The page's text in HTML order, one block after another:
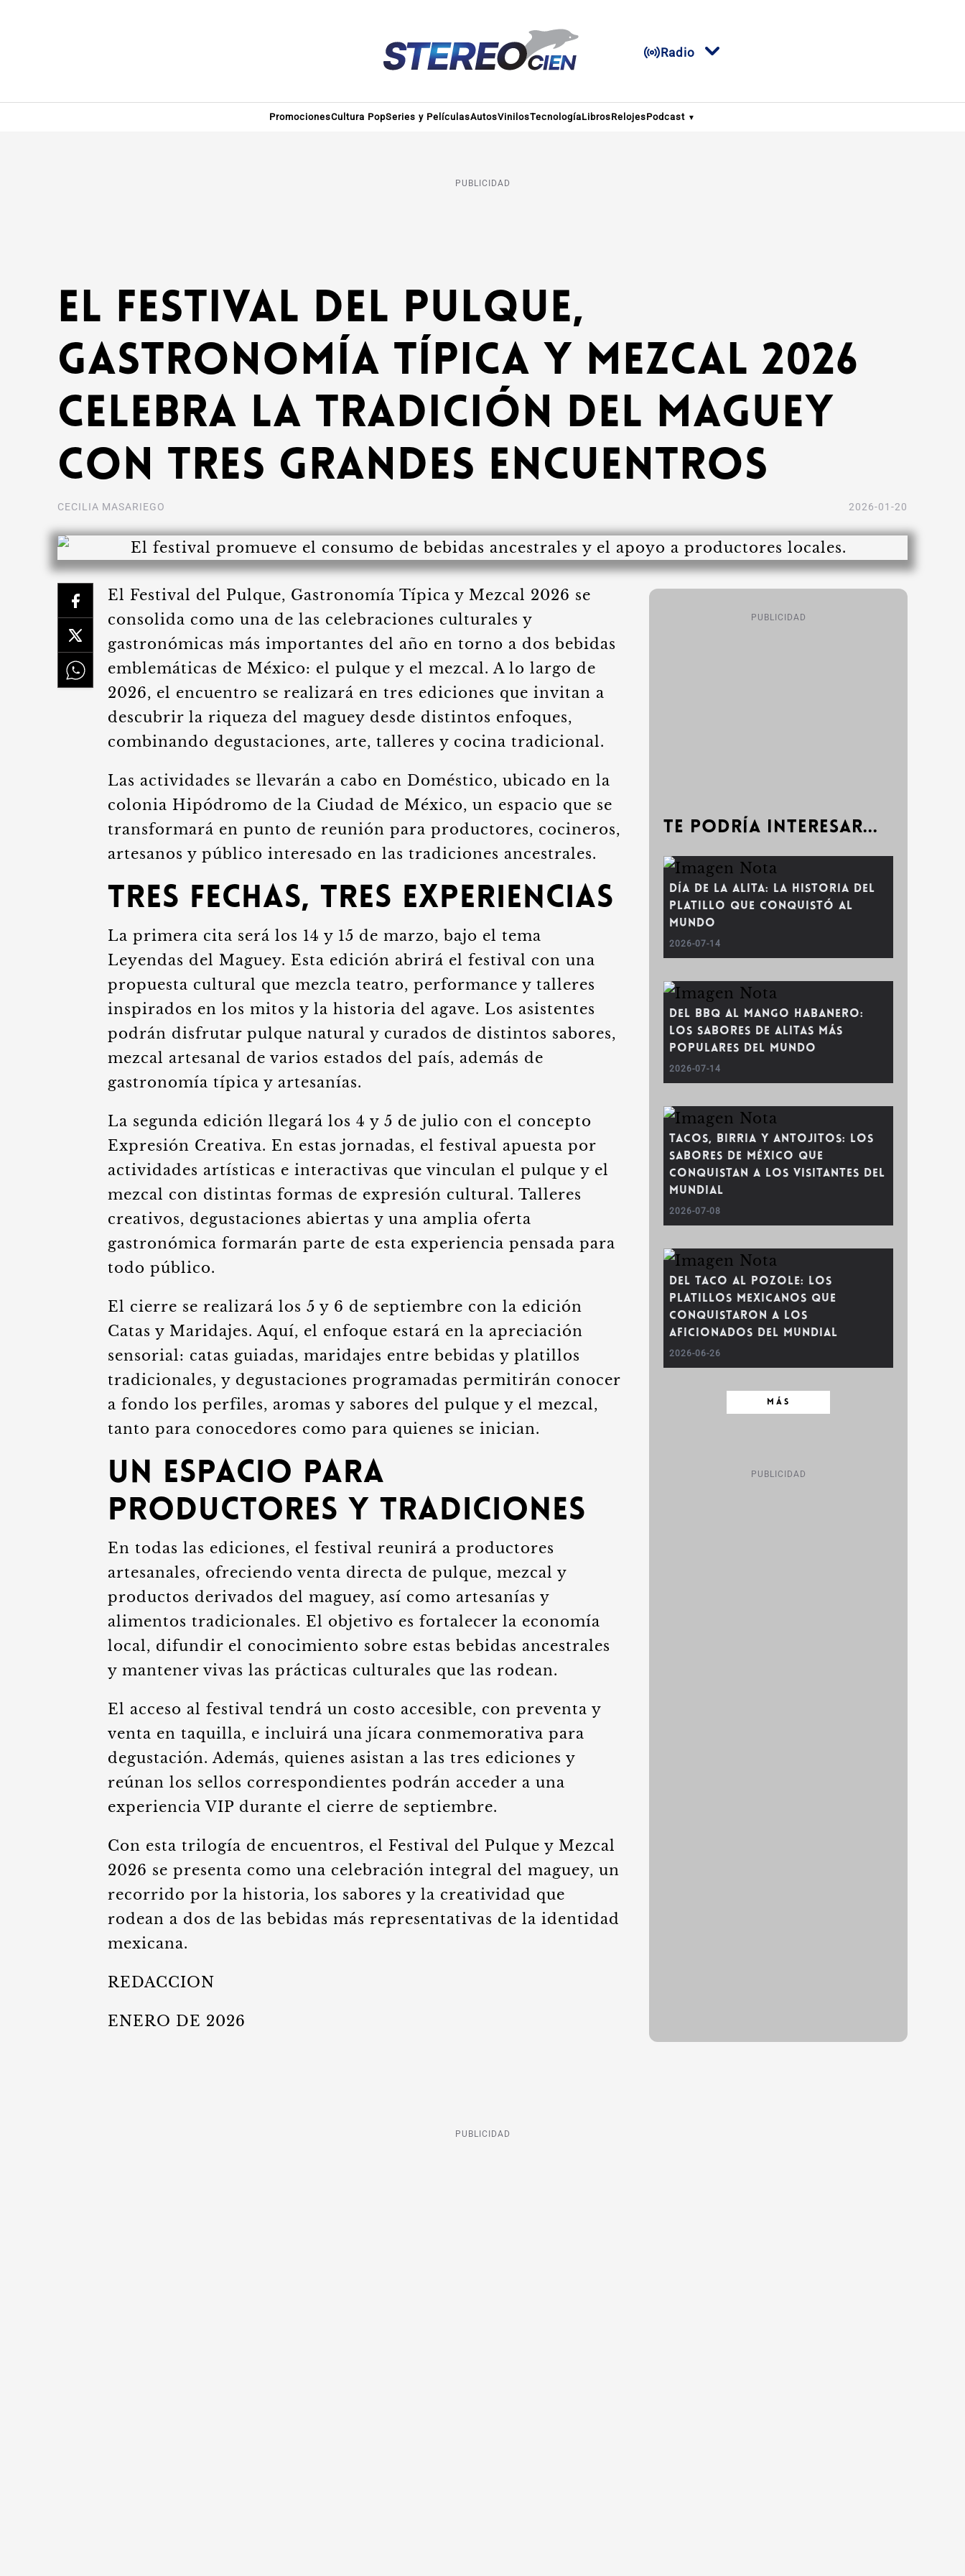
Radio
PromocionesCultura PopSeries y PelículasAutosVinilosTecnologíaLibrosRelojesPodcast
PUBLICIDAD
El Festival del Pulque,
Gastronomía Típica y Mezcal 2026
celebra la tradición del maguey
con tres grandes encuentros
CECILIA MASARIEGO 2026-01-20
El Festival del Pulque, Gastronomía Típica y Mezcal 2026 se
consolida como una de las celebraciones culturales y
gastronómicas más importantes del año en torno a dos bebidas
emblemáticas de México: el pulque y el mezcal. A lo largo de
2026, el encuentro se realizará en tres ediciones que invitan a
descubrir la riqueza del maguey desde distintos enfoques,
combinando degustaciones, arte, talleres y cocina tradicional.
Las actividades se llevarán a cabo en Doméstico, ubicado en la
colonia Hipódromo de la Ciudad de México, un espacio que se
transformará en punto de reunión para productores, cocineros,
artesanos y público interesado en las tradiciones ancestrales.
Tres fechas, tres experiencias
La primera cita será los 14 y 15 de marzo, bajo el tema
Leyendas del Maguey. Esta edición abrirá el festival con una
propuesta cultural que mezcla teatro, performance y talleres
inspirados en los mitos y la historia del agave. Los asistentes
podrán disfrutar pulque natural y curados de distintos sabores,
mezcal artesanal de varios estados del país, además de
gastronomía típica y artesanías.
La segunda edición llegará los 4 y 5 de julio con el concepto
Expresión Creativa. En estas jornadas, el festival apuesta por
actividades artísticas e interactivas que vinculan el pulque y el
mezcal con distintas formas de expresión cultural. Talleres
creativos, degustaciones abiertas y una amplia oferta
gastronómica formarán parte de esta experiencia pensada para
todo público.
El cierre se realizará los 5 y 6 de septiembre con la edición
Catas y Maridajes. Aquí, el enfoque estará en la apreciación
sensorial: catas guiadas, maridajes entre bebidas y platillos
tradicionales, y degustaciones programadas permitirán conocer
a fondo los perfiles, aromas y sabores del pulque y el mezcal,
tanto para conocedores como para quienes se inician.
Un espacio para
productores y tradiciones
En todas las ediciones, el festival reunirá a productores
artesanales, ofreciendo venta directa de pulque, mezcal y
productos derivados del maguey, así como artesanías y
alimentos tradicionales. El objetivo es fortalecer la economía
local, difundir el conocimiento sobre estas bebidas ancestrales
y mantener vivas las prácticas culturales que las rodean.
El acceso al festival tendrá un costo accesible, con preventa y
venta en taquilla, e incluirá una jícara conmemorativa para
degustación. Además, quienes asistan a las tres ediciones y
reúnan los sellos correspondientes podrán acceder a una
experiencia VIP durante el cierre de septiembre.
Con esta trilogía de encuentros, el Festival del Pulque y Mezcal
2026 se presenta como una celebración integral del maguey, un
recorrido por la historia, los sabores y la creatividad que
rodean a dos de las bebidas más representativas de la identidad
mexicana.
REDACCION
ENERO DE 2026
PUBLICIDAD
Te podría interesar...
Día de la Alita: la historia del
platillo que conquistó al
mundo
2026-07-14
Del BBQ al mango habanero:
los sabores de alitas más
populares del mundo
2026-07-14
Tacos, birria y antojitos: los
sabores de México que
conquistan a los visitantes del
Mundial
2026-07-08
Del taco al pozole: los
platillos mexicanos que
conquistaron a los
aficionados del Mundial
2026-06-26
MÁS
PUBLICIDAD
PUBLICIDAD